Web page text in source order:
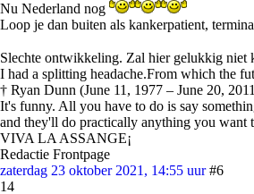
Nu Nederland nog
Loop je dan buiten als kankerpatient,
Slechte ontwikkeling. Zal hier gelukkig niet
I had a splitting headache.From which the
† Ryan Dunn (June 11, 1977 – June 20,
It's funny. All you have to do is say
and they'll do practically anything you want
VIVA LA ASSANGE¡
Redactie Frontpage
zaterdag 23 oktober 2021, 14:55 uur #6
14